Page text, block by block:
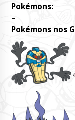
Pokémons:
–
Pokémons nos